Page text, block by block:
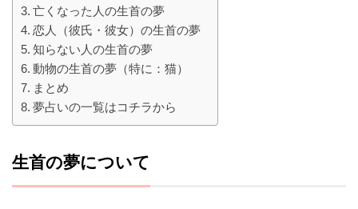
亡くなった人の生首の夢
恋人（彼氏・彼女）の生首の夢
知らない人の生首の夢
動物の生首の夢（特に：猫）
まとめ
夢占いの一覧はコチラから
生首の夢について